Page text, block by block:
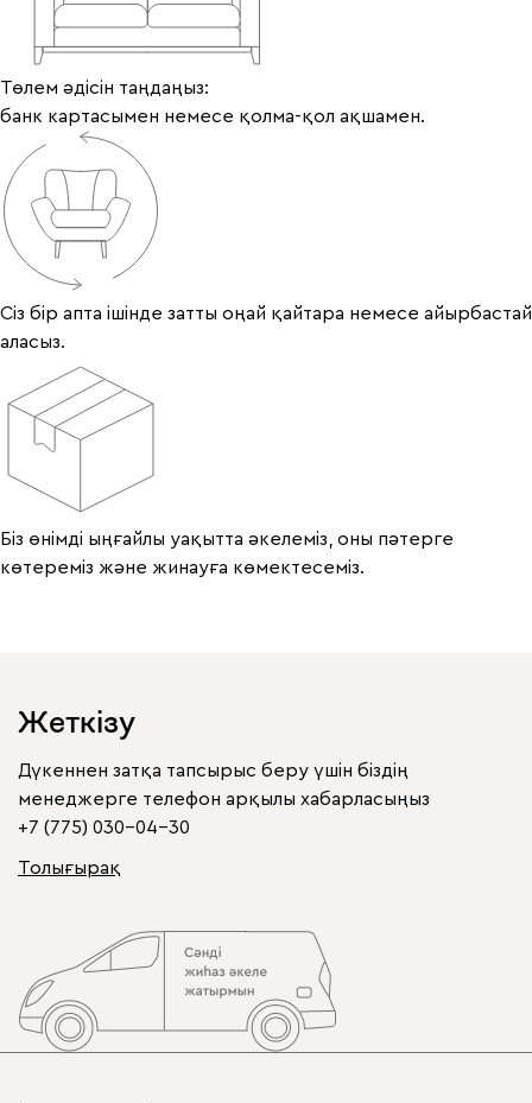
Төлем әдісін таңдаңыз:
банк картасымен немесе қолма-қол ақшамен.
Сіз бір апта ішінде затты оңай қайтара немесе айырбастай
аласыз.
Біз өнімді ыңғайлы уақытта әкелеміз, оны пәтерге
көтереміз және жинауға көмектесеміз.
Жеткізу
Дүкеннен затқа тапсырыс беру үшін біздің
менеджерге телефон арқылы хабарласыңыз
+7 (775) 030-04-30
Толығырақ